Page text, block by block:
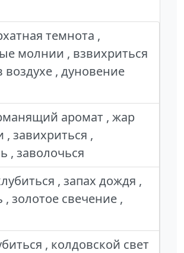
темнота ,
молнии , взвихриться
воздухе , дуновение
аромат , жар
, завихриться ,
, заволочься
, запах дождя ,
, золотое свечение ,
, колдовской свет